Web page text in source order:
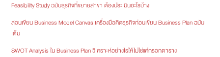
Feasibility Study ฉบับธุรกิจที่ขยายสาขา ต้องประเมินอะไรบ้าง
สอนเขียน Business Model Canvas เครื่องมือคิดธุรกิจก่อนเขียน Business Plan ฉบับ
เต็ม
SWOT Analysis ใน Business Plan วิเคราะห์อย่างไรให้ไม่ใช่แค่กรอกตาราง